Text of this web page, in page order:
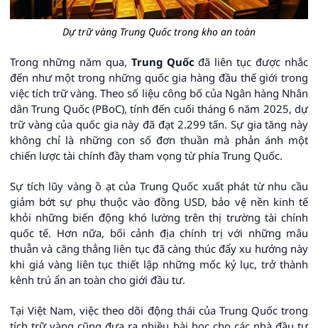
Dự trữ vàng Trung Quốc trong kho an toàn
Trong những năm qua, Trung Quốc đã liên tục được nhắc
đến như một trong những quốc gia hàng đầu thế giới trong
việc tích trữ vàng. Theo số liệu công bố của Ngân hàng Nhân
dân Trung Quốc (PBoC), tính đến cuối tháng 6 năm 2025, dự
trữ vàng của quốc gia này đã đạt 2.299 tấn. Sự gia tăng này
không chỉ là những con số đơn thuần mà phản ánh một
chiến lược tài chính đầy tham vọng từ phía Trung Quốc.
Sự tích lũy vàng ồ ạt của Trung Quốc xuất phát từ nhu cầu
giảm bớt sự phụ thuộc vào đồng USD, bảo vệ nền kinh tế
khỏi những biến động khó lường trên thị trường tài chính
quốc tế. Hơn nữa, bối cảnh địa chính trị với những mâu
thuẫn và căng thẳng liên tục đã càng thúc đẩy xu hướng này
khi giá vàng liên tục thiết lập những mốc kỷ lục, trở thành
kênh trú ẩn an toàn cho giới đầu tư.
Tại Việt Nam, việc theo dõi động thái của Trung Quốc trong